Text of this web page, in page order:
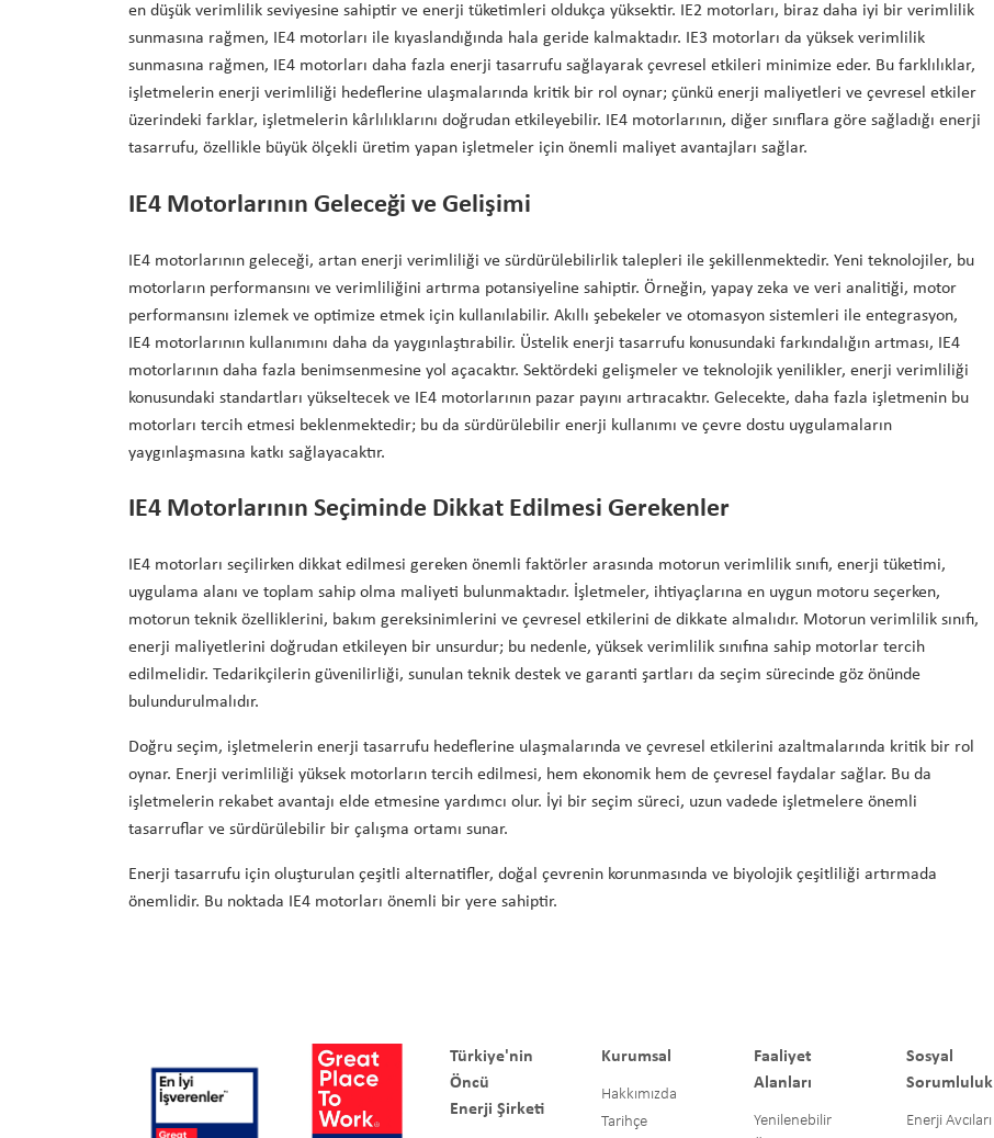
en düşük verimlilik seviyesine sahiptir ve enerji tüketimleri oldukça yüksektir. IE2 motorları, biraz daha iyi bir verimlilik
sunmasına rağmen, IE4 motorları ile kıyaslandığında hala geride kalmaktadır. IE3 motorları da yüksek verimlilik
sunmasına rağmen, IE4 motorları daha fazla enerji tasarrufu sağlayarak çevresel etkileri minimize eder. Bu farklılıklar,
işletmelerin enerji verimliliği hedeflerine ulaşmalarında kritik bir rol oynar; çünkü enerji maliyetleri ve çevresel etkiler
üzerindeki farklar, işletmelerin kârlılıklarını doğrudan etkileyebilir. IE4 motorlarının, diğer sınıflara göre sağladığı enerji
tasarrufu, özellikle büyük ölçekli üretim yapan işletmeler için önemli maliyet avantajları sağlar.
IE4 Motorlarının Geleceği ve Gelişimi
IE4 motorlarının geleceği, artan enerji verimliliği ve sürdürülebilirlik talepleri ile şekillenmektedir. Yeni teknolojiler, bu
motorların performansını ve verimliliğini artırma potansiyeline sahiptir. Örneğin, yapay zeka ve veri analitiği, motor
performansını izlemek ve optimize etmek için kullanılabilir. Akıllı şebekeler ve otomasyon sistemleri ile entegrasyon,
IE4 motorlarının kullanımını daha da yaygınlaştırabilir. Üstelik enerji tasarrufu konusundaki farkındalığın artması, IE4
motorlarının daha fazla benimsenmesine yol açacaktır. Sektördeki gelişmeler ve teknolojik yenilikler, enerji verimliliği
konusundaki standartları yükseltecek ve IE4 motorlarının pazar payını artıracaktır. Gelecekte, daha fazla işletmenin bu
motorları tercih etmesi beklenmektedir; bu da sürdürülebilir enerji kullanımı ve çevre dostu uygulamaların
yaygınlaşmasına katkı sağlayacaktır.
IE4 Motorlarının Seçiminde Dikkat Edilmesi Gerekenler
IE4 motorları seçilirken dikkat edilmesi gereken önemli faktörler arasında motorun verimlilik sınıfı, enerji tüketimi,
uygulama alanı ve toplam sahip olma maliyeti bulunmaktadır. İşletmeler, ihtiyaçlarına en uygun motoru seçerken,
motorun teknik özelliklerini, bakım gereksinimlerini ve çevresel etkilerini de dikkate almalıdır. Motorun verimlilik sınıfı,
enerji maliyetlerini doğrudan etkileyen bir unsurdur; bu nedenle, yüksek verimlilik sınıfına sahip motorlar tercih
edilmelidir. Tedarikçilerin güvenilirliği, sunulan teknik destek ve garanti şartları da seçim sürecinde göz önünde
bulundurulmalıdır.
Doğru seçim, işletmelerin enerji tasarrufu hedeflerine ulaşmalarında ve çevresel etkilerini azaltmalarında kritik bir rol
oynar. Enerji verimliliği yüksek motorların tercih edilmesi, hem ekonomik hem de çevresel faydalar sağlar. Bu da
işletmelerin rekabet avantajı elde etmesine yardımcı olur. İyi bir seçim süreci, uzun vadede işletmelere önemli
tasarruflar ve sürdürülebilir bir çalışma ortamı sunar.
Enerji tasarrufu için oluşturulan çeşitli alternatifler, doğal çevrenin korunmasında ve biyolojik çeşitliliği artırmada
önemlidir. Bu noktada IE4 motorları önemli bir yere sahiptir.
Türkiye'nin
Öncü
Enerji Şirketi
Kurumsal
Hakkımızda
Tarihçe
Faaliyet
Alanları
Yenilenebilir
Sosyal
Sorumluluk
Enerji Avcıları